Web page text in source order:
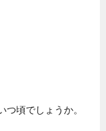
つ頃でしょうか。